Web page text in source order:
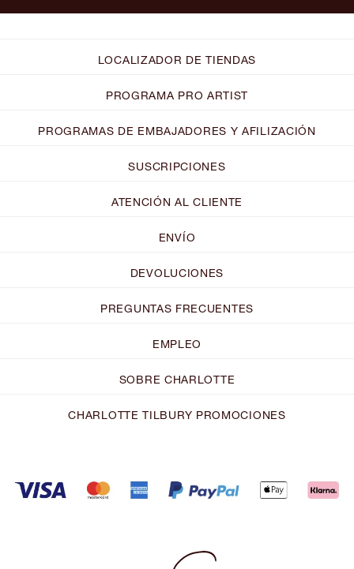
LOCALIZADOR DE TIENDAS
PROGRAMA PRO ARTIST
PROGRAMAS DE EMBAJADORES Y AFILIZACIÓN
SUSCRIPCIONES
ATENCIÓN AL CLIENTE
ENVÍO
DEVOLUCIONES
PREGUNTAS FRECUENTES
EMPLEO
SOBRE CHARLOTTE
CHARLOTTE TILBURY PROMOCIONES